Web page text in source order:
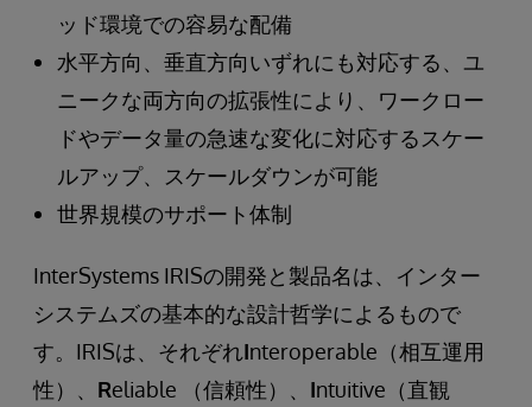
ッド環境での容易な配備
水平方向、垂直方向いずれにも対応する、ユ
ニークな両方向の拡張性により、ワークロー
ドやデータ量の急速な変化に対応するスケー
ルアップ、スケールダウンが可能
世界規模のサポート体制
InterSystems IRISの開発と製品名は、インター
システムズの基本的な設計哲学によるもので
す。IRISは、それぞれInteroperable（相互運用
性）、 Reliable （信頼性）、 Intuitive（直観